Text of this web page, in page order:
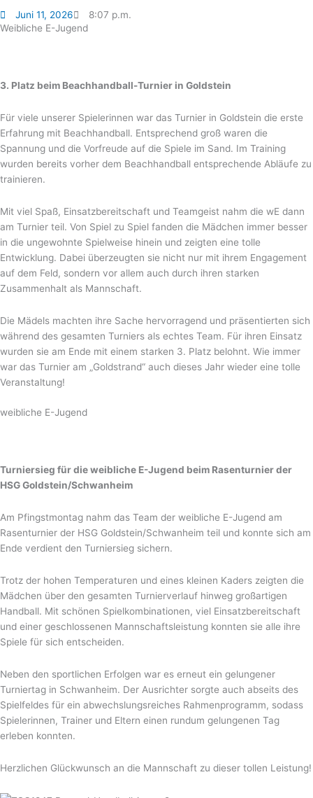
Juni 11, 2026
8:07 p.m.
Weibliche E-Jugend
3. Platz beim Beachhandball-Turnier in Goldstein
Für viele unserer Spielerinnen war das Turnier in Goldstein die erste
Erfahrung mit Beachhandball. Entsprechend groß waren die
Spannung und die Vorfreude auf die Spiele im Sand. Im Training
wurden bereits vorher dem Beachhandball entsprechende Abläufe zu
trainieren.
Mit viel Spaß, Einsatzbereitschaft und Teamgeist nahm die wE dann
am Turnier teil. Von Spiel zu Spiel fanden die Mädchen immer besser
in die ungewohnte Spielweise hinein und zeigten eine tolle
Entwicklung. Dabei überzeugten sie nicht nur mit ihrem Engagement
auf dem Feld, sondern vor allem auch durch ihren starken
Zusammenhalt als Mannschaft.
Die Mädels machten ihre Sache hervorragend und präsentierten sich
während des gesamten Turniers als echtes Team. Für ihren Einsatz
wurden sie am Ende mit einem starken 3. Platz belohnt. Wie immer
war das Turnier am „Goldstrand“ auch dieses Jahr wieder eine tolle
Veranstaltung!
weibliche E-Jugend
Turniersieg für die weibliche E-Jugend beim Rasenturnier der
HSG Goldstein/Schwanheim
Am Pfingstmontag nahm das Team der weibliche E-Jugend am
Rasenturnier der HSG Goldstein/Schwanheim teil und konnte sich am
Ende verdient den Turniersieg sichern.
Trotz der hohen Temperaturen und eines kleinen Kaders zeigten die
Mädchen über den gesamten Turnierverlauf hinweg großartigen
Handball. Mit schönen Spielkombinationen, viel Einsatzbereitschaft
und einer geschlossenen Mannschaftsleistung konnten sie alle ihre
Spiele für sich entscheiden.
Neben den sportlichen Erfolgen war es erneut ein gelungener
Turniertag in Schwanheim. Der Ausrichter sorgte auch abseits des
Spielfeldes für ein abwechslungsreiches Rahmenprogramm, sodass
Spielerinnen, Trainer und Eltern einen rundum gelungenen Tag
erleben konnten.
Herzlichen Glückwunsch an die Mannschaft zu dieser tollen Leistung!